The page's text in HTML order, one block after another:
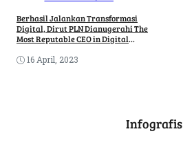
Berhasil Jalankan Transformasi
Digital, Dirut PLN Dianugerahi The
Most Reputable CEO in Digital
16 April, 2023
Infografis